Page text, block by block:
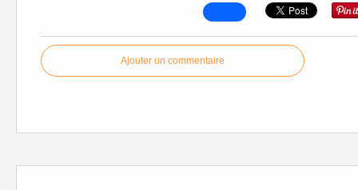
Ajouter un commentaire